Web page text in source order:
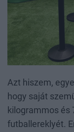
Azt hiszem,
hogy saját
kilogrammos és
futballereklyét.